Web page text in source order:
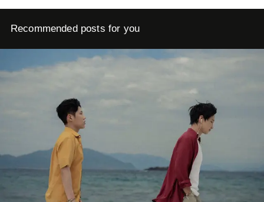
Recommended posts for you